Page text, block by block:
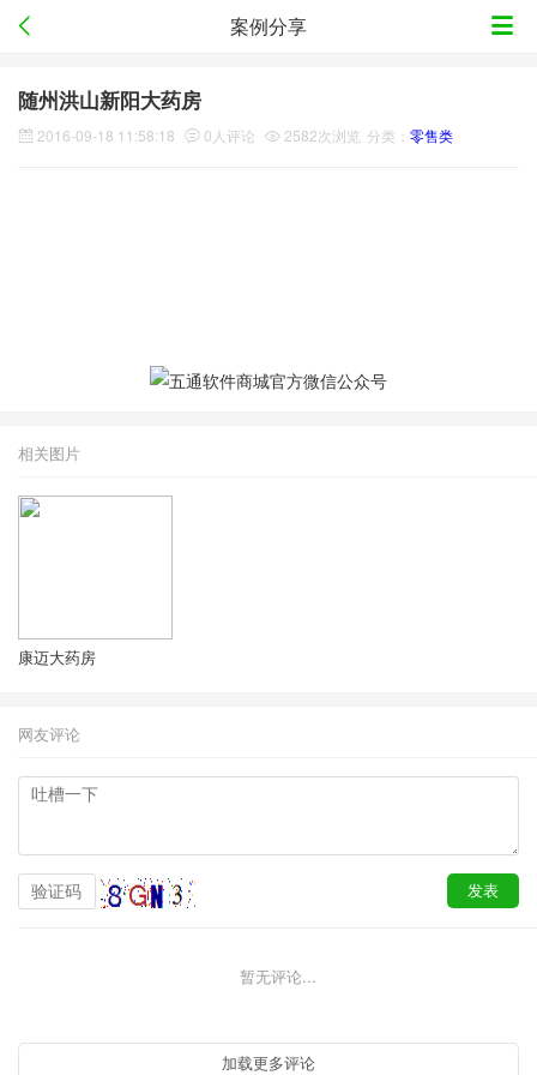
案例分享
随州洪山新阳大药房
2016-09-18 11:58:18 0人评论 2582次浏览 分类： 零售类
相关图片
康迈大药房
网友评论
暂无评论...